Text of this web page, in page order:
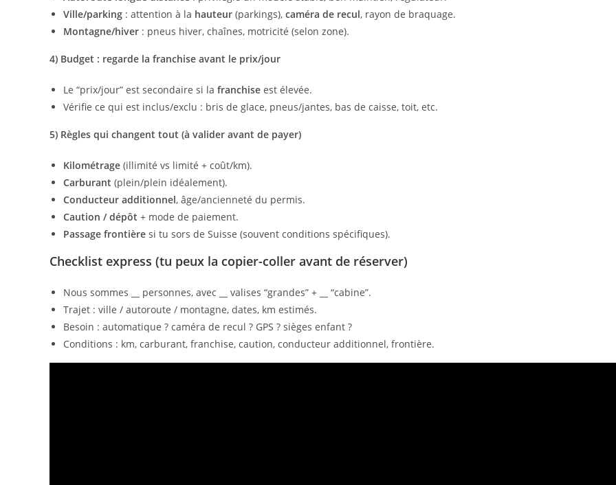
Ville/parking : attention à la hauteur (parkings), caméra de recul, rayon de braquage.
Montagne/hiver : pneus hiver, chaînes, motricité (selon zone).
4) Budget : regarde la franchise avant le prix/jour
Le “prix/jour” est secondaire si la franchise est élevée.
Vérifie ce qui est inclus/exclu : bris de glace, pneus/jantes, bas de caisse, toit, etc.
5) Règles qui changent tout (à valider avant de payer)
Kilométrage (illimité vs limité + coût/km).
Carburant (plein/plein idéalement).
Conducteur additionnel, âge/ancienneté du permis.
Caution / dépôt + mode de paiement.
Passage frontière si tu sors de Suisse (souvent conditions spécifiques).
Checklist express (tu peux la copier-coller avant de réserver)
Nous sommes personnes, avec valises “grandes” +
“cabine”.
Trajet : ville / autoroute / montagne, dates, km estimés.
Besoin : automatique ? caméra de recul ? GPS ? sièges enfant ?
Conditions : km, carburant, franchise, caution, conducteur additionnel, frontière.